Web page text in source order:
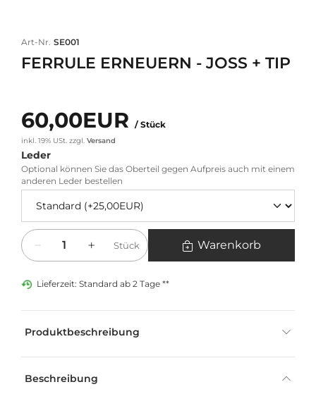
Art-Nr. SE001
FERRULE ERNEUERN - JOSS + TIP
60,00EUR / Stück
inkl. 19% USt. zzgl. Versand
Leder
Optional können Sie das Oberteil gegen Aufpreis auch mit einem
anderen Leder bestellen
Menge
Stück Warenkorb
Lieferzeit: Standard ab 2 Tage **
Produktbeschreibung
Beschreibung